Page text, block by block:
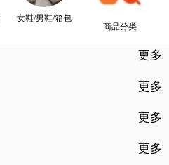
女鞋/男鞋/箱包
商品分类
更多
更多
更多
更多